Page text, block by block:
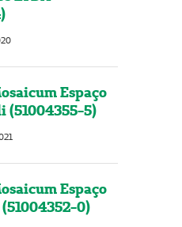
Espaço
(51004355-5)
Espaço
0)